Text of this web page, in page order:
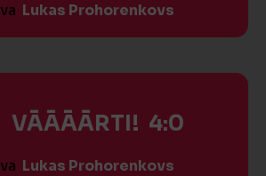
Lukas Prohorenkovs
VĀĀĀĀRTI! 4:0
Lukas Prohorenkovs